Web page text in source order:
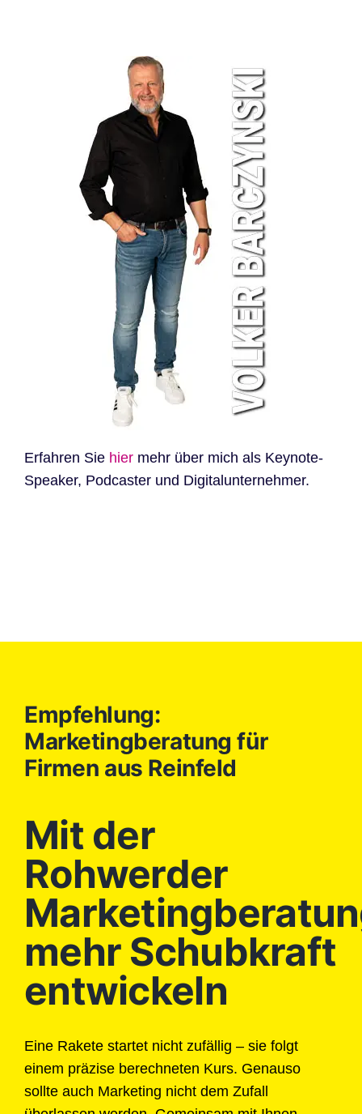
Erfahren Sie hiermehr über mich als Keynote-
Speaker, Podcaster und Digitalunternehmer.
Empfehlung:
Marketingberatung für
Firmen aus Reinfeld
Mit der
Rohwerder
mehr Schubkraft
entwickeln
Eine Rakete startet nicht zufällig – sie folgt
einem präzise berechneten Kurs. Genauso
sollte auch Marketing nicht dem Zufall